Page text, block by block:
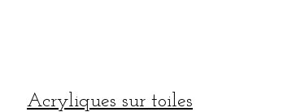
Acryliques sur toiles